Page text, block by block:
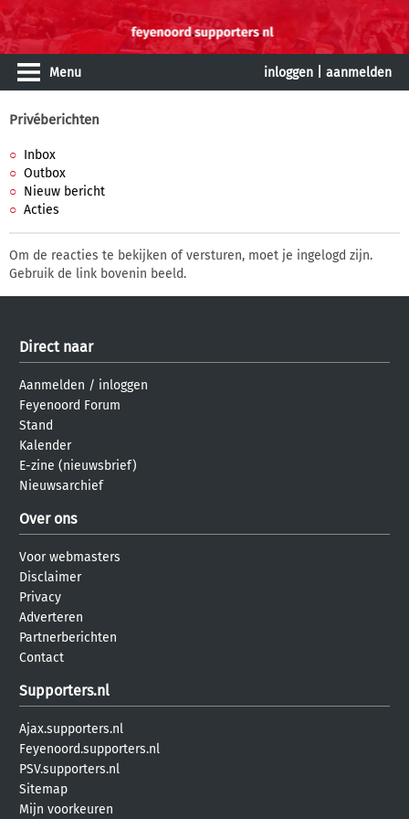
Menu inloggen aanmelden
Privéberichten
Inbox
Outbox
Nieuw bericht
Acties
Om de reacties te bekijken of versturen, moet je ingelogd zijn.
Gebruik de link bovenin beeld.
Direct naar
Aanmelden / inloggen
Feyenoord Forum
Stand
Kalender
E-zine (nieuwsbrief)
Nieuwsarchief
Over ons
Voor webmasters
Disclaimer
Privacy
Adverteren
Partnerberichten
Contact
Supporters.nl
Ajax.supporters.nl
Feyenoord.supporters.nl
PSV.supporters.nl
Sitemap
Mijn voorkeuren